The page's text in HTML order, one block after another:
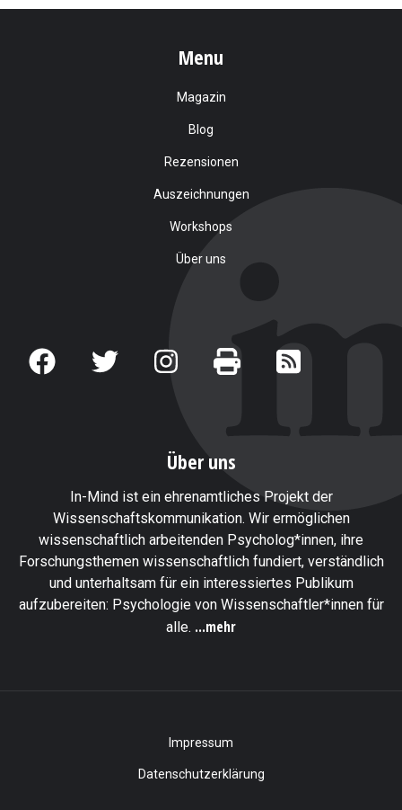
Menu
Magazin
Blog
Rezensionen
Auszeichnungen
Workshops
Über uns
Über uns
In-Mind ist ein ehrenamtliches Projekt der
Wissenschaftskommunikation. Wir ermöglichen
wissenschaftlich arbeitenden Psycholog*innen, ihre
Forschungsthemen wissenschaftlich fundiert, verständlich
und unterhaltsam für ein interessiertes Publikum
aufzubereiten: Psychologie von Wissenschaftler*innen für
alle. ...mehr
Impressum
Datenschutzerklärung